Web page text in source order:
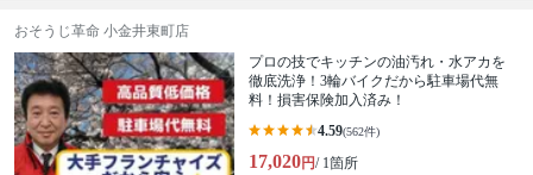
おそうじ革命 小金井東町店
プロの技でキッチンの油汚れ・水アカを
徹底洗浄！3輪バイクだから駐車場代無
料！損害保険加入済み！
4.59(562件)
17,020円/ 1箇所